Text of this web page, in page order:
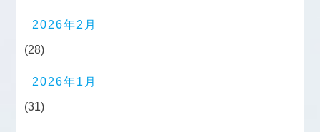
2026年2月
(28)
2026年1月
(31)